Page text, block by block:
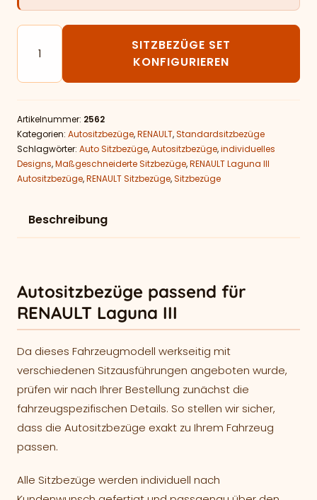
Autositzbezüge passend für RENAULT Laguna III Menge
SITZBEZÜGE SET
KONFIGURIEREN
Artikelnummer: 2562
Kategorien: Autositzbezüge,RENAULT,Standardsitzbezüge
Schlagwörter: Auto Sitzbezüge,Autositzbezüge,individuelles
Designs,Maßgeschneiderte Sitzbezüge,RENAULT Laguna III
Autositzbezüge,RENAULT Sitzbezüge,Sitzbezüge
Beschreibung
Autositzbezüge passend für
RENAULT Laguna III
Da dieses Fahrzeugmodell werkseitig mit
verschiedenen Sitzausführungen angeboten wurde,
prüfen wir nach Ihrer Bestellung zunächst die
fahrzeugspezifischen Details. So stellen wir sicher,
dass die Autositzbezüge exakt zu Ihrem Fahrzeug
passen.
Alle Sitzbezüge werden individuell nach